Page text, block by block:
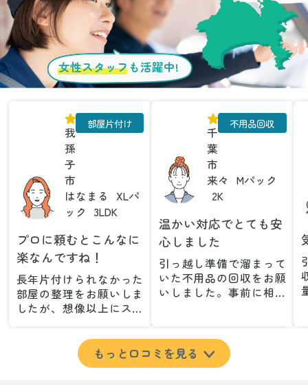
女性スタッフ も活躍中!
我
孫
子
市
はなまる
XLパ
ック
3LDK
部屋片付け
プロに頼むとこんなに
楽なんですね！
長年片付けられなかった
部屋の整理をお願いしま
したが、想像以上にスム
が集めた物や古い家具が
多く、自分たちだけでは
どうにもならない状態で
千
葉
市
来々
Mパック
2K
不用品回収
温かい対応でとても安
心しました
引っ越し準備で溜まって
いた不用品の回収をお願
いしました。事前に相談
とができました。特に、
古い家具や壊れた家電な
ど、処分が難しいものが
もっと口コミを見る